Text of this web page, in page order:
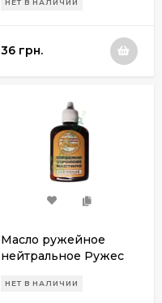
НЕТ В НАЛИЧИИ
36 грн.
Масло ружейное
нейтральное Ружес
НЕТ В НАЛИЧИИ